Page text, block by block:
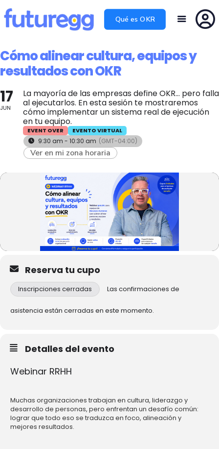
Qué es OKR
Cómo alinear cultura, equipos y
resultados con OKR
17
JUN
La mayoría de las empresas define OKR… pero falla
al ejecutarlos. En esta sesión te mostraremos
cómo implementar un sistema real de ejecución
en tu equipo.
EVENT OVER EVENTO VIRTUAL
9:30 am - 10:30 am (GMT-04:00)
Ver en mi zona horaria
Reserva tu cupo
Inscripciones cerradas Las confirmaciones de
asistencia están cerradas en este momento.
Detalles del evento
Webinar RRHH
Muchas organizaciones trabajan en cultura, liderazgo y
desarrollo de personas, pero enfrentan un desafío común:
lograr que todo eso se traduzca en foco, alineación y
mejores resultados.